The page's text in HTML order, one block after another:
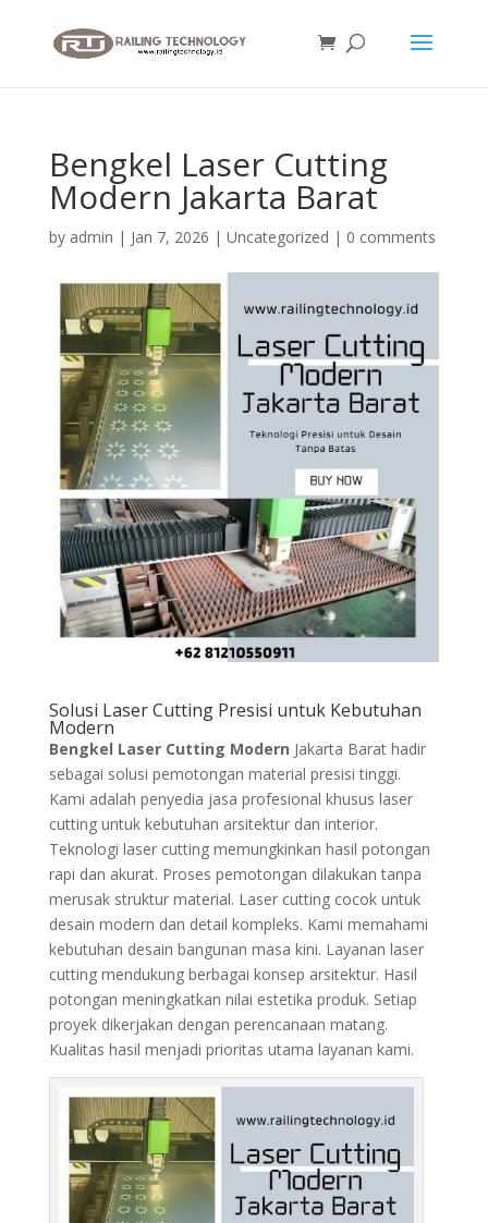
Bengkel Laser Cutting
Modern Jakarta Barat
by admin | Jan 7, 2026 | Uncategorized | 0 comments
Solusi Laser Cutting Presisi untuk Kebutuhan
Modern
Bengkel Laser Cutting Modern Jakarta Barat hadir
sebagai solusi pemotongan material presisi tinggi.
Kami adalah penyedia jasa profesional khusus laser
cutting untuk kebutuhan arsitektur dan interior.
Teknologi laser cutting memungkinkan hasil potongan
rapi dan akurat. Proses pemotongan dilakukan tanpa
merusak struktur material. Laser cutting cocok untuk
desain modern dan detail kompleks. Kami memahami
kebutuhan desain bangunan masa kini. Layanan laser
cutting mendukung berbagai konsep arsitektur. Hasil
potongan meningkatkan nilai estetika produk. Setiap
proyek dikerjakan dengan perencanaan matang.
Kualitas hasil menjadi prioritas utama layanan kami.